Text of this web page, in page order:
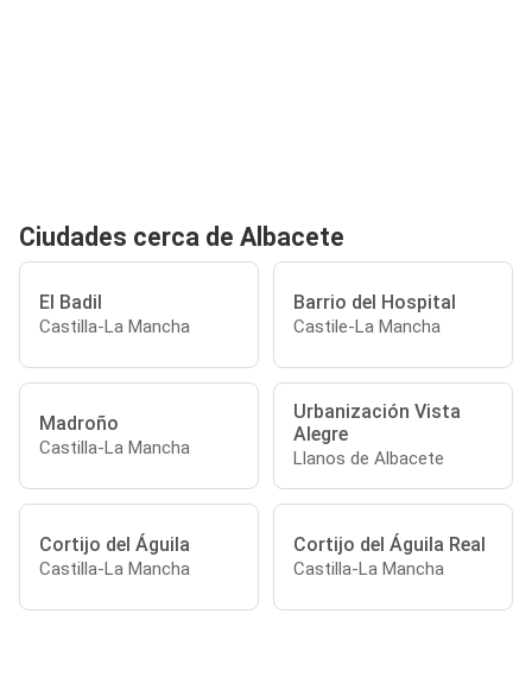
Ciudades cerca de Albacete
El Badil
Castilla-La Mancha
Barrio del Hospital
Castile-La Mancha
Madroño
Castilla-La Mancha
Urbanización Vista
Alegre
Llanos de Albacete
Cortijo del Águila
Castilla-La Mancha
Cortijo del Águila Real
Castilla-La Mancha